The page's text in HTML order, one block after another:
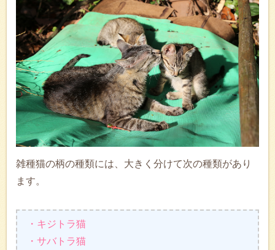
雑種猫の柄の種類には、大きく分けて次の種類があり
ます。
・キジトラ猫
・サバトラ猫